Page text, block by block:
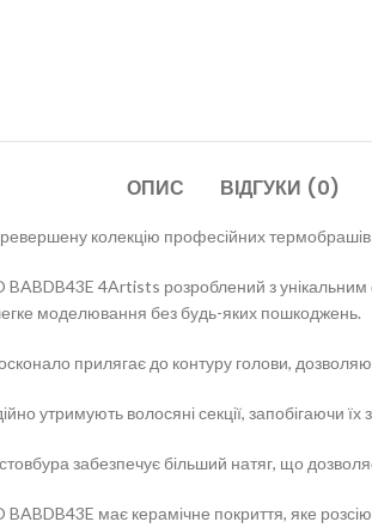
ОПИС ВІДГУКИ (0)
колекцію професійних термобрашів
4Artists розроблений з унікальним
моделювання без будь-яких пошкоджень.
прилягає до контуру голови,
утримують волосяні секції, запобігаючи
забезпечує більший натяг, що
має керамічне покриття, яке